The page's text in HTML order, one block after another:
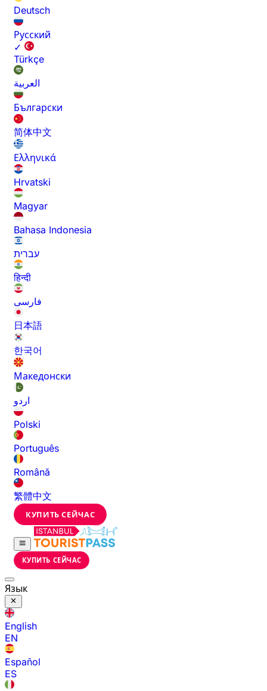
Deutsch
Русский
✓
Türkçe
العربية
Български
简体中文
Ελληνικά
Hrvatski
Magyar
Bahasa Indonesia
עברית
हिन्दी
فارسی
日本語
한국어
Македонски
اردو
Polski
Português
Română
繁體中文
КУПИТЬ СЕЙЧАС
КУПИТЬ СЕЙЧАС
Язык
English
EN
Español
ES